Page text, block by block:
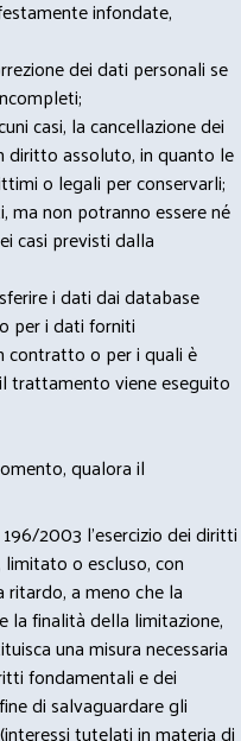
infondate,
dei dati personali se
casi, la cancellazione dei
diritto assoluto, in quanto le
o legali per conservarli;
ma non potranno essere né
casi previsti dalla
i dati dai database
per i dati forniti
contratto o per i quali è
trattamento viene eseguito
qualora il
2003 l’esercizio dei diritti
o escluso, con
ritardo, a meno che la
la finalità della limitazione,
una misura necessaria
fondamentali e dei
di salvaguardare gli
tutelati in materia di